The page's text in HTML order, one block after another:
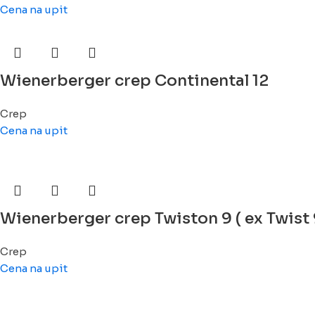
Cena na upit
Wienerberger crep Continental 12
Crep
Cena na upit
Wienerberger crep Twiston 9 ( ex Twist
Crep
Cena na upit